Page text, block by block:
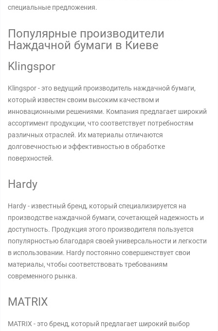
специальные предложения.
Популярные производители
Наждачной бумаги в Киеве
Klingspor
Klingspor - это ведущий производитель наждачной бумаги,
который известен своим высоким качеством и
инновационными решениями. Компания предлагает широкий
ассортимент продукции, что соответствует потребностям
различных отраслей. Их материалы отличаются
долговечностью и эффективностью в обработке
поверхностей.
Hardy
Hardy - известный бренд, который специализируется на
производстве наждачной бумаги, сочетающей надежность и
доступность. Продукция этого производителя пользуется
популярностью благодаря своей универсальности и легкости
в использовании. Hardy постоянно совершенствует свои
материалы, чтобы соответствовать требованиям
современного рынка.
MATRIX
MATRIX - это бренд, который предлагает широкий выбор